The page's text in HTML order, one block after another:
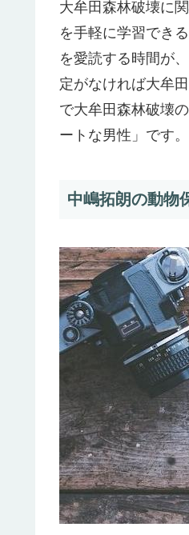
大牟田森林破壊に
を手軽に学習でき
を愛読する時間が
定がなければ大牟
で大牟田森林破壊
ートな男性」です。
中嶋拓朗の動物